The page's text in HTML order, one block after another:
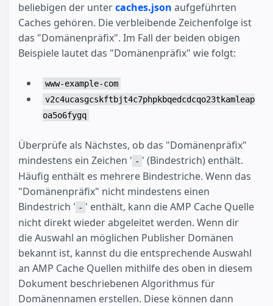
beliebigen der untercaches.json aufgeführten
Caches gehören. Die verbleibende Zeichenfolge ist
das "Domänenpräfix". Im Fall der beiden obigen
Beispiele lautet das "Domänenpräfix" wie folgt:
www-example-com
v2c4ucasgcskftbjt4c7phpkbqedcdcqo23tkamleap
oa5o6fygq
Überprüfe als Nächstes, ob das "Domänenpräfix"
mindestens ein Zeichen ' - ' (Bindestrich) enthält.
Häufig enthält es mehrere Bindestriche. Wenn das
"Domänenpräfix" nicht mindestens einen
Bindestrich ' - ' enthält, kann die AMP Cache Quelle
nicht direkt wieder abgeleitet werden. Wenn dir
die Auswahl an möglichen Publisher Domänen
bekannt ist, kannst du die entsprechende Auswahl
an AMP Cache Quellen mithilfe des oben in diesem
Dokument beschriebenen Algorithmus für
Domänennamen erstellen. Diese können dann